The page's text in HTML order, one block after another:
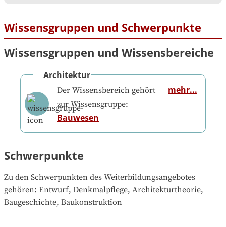
Wissensgruppen und Schwerpunkte
Wissensgruppen und Wissensbereiche
Architektur
Der Wissensbereich gehört
zur Wissensgruppe:
Bauwesen
mehr...
Schwerpunkte
Zu den Schwerpunkten des Weiterbildungsangebotes
gehören: Entwurf, Denkmalpflege, Architekturtheorie,
Baugeschichte, Baukonstruktion